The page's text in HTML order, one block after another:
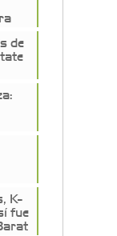
de
K-
fue